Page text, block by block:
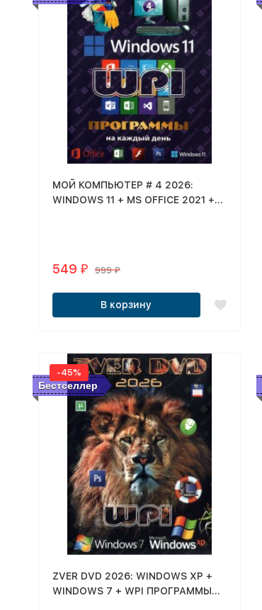
МОЙ КОМПЬЮТЕР # 4 2026:
WINDOWS 11 + MS OFFICE 2021 +
549 ₽ 999₽
В корзину
Бестселлер
-45%
ZVER DVD 2026: WINDOWS XP +
WINDOWS 7 + WPI ПРОГРАММЫ